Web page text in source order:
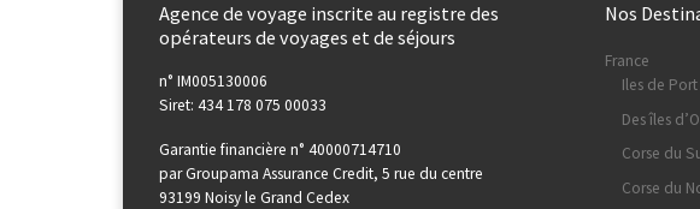
Agence de voyage inscrite au registre des
opérateurs de voyages et de séjours
n° IM005130006
Siret: 434 178 075 00033
Garantie financière n° 40000714710
par Groupama Assurance Credit, 5 rue du centre
93199 Noisy le Grand Cedex
Nos
France
Iles de
Des îles
Corse du
Corse du